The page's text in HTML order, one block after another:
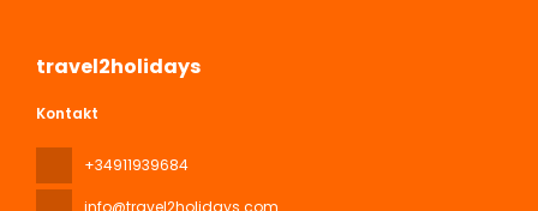
travel2holidays
Kontakt
+34911939684
info@travel2holidays.com